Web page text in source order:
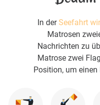
In derSeefahrt
Matrosen
Nachrichten zu
Matrose zwei
Position, um